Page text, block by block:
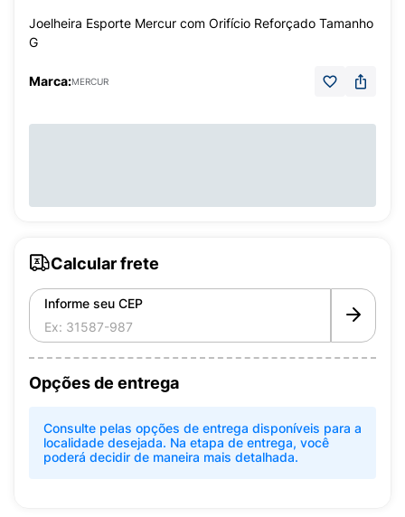
Joelheira Esporte Mercur com Orifício Reforçado Tamanho
G
Marca:MERCUR
Calcular frete
Informe seu CEP
Opções de entrega
Consulte pelas opções de entrega disponíveis para a
localidade desejada. Na etapa de entrega, você
poderá decidir de maneira mais detalhada.